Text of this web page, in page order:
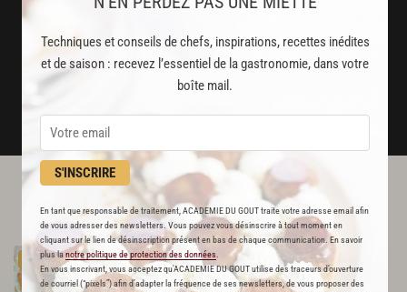
Techniques et conseils de chefs, inspirations, recettes inédites
et de saison : recevez l’essentiel de la gastronomie, dans votre
boîte mail.
S'INSCRIRE
En tant que responsable de traitement, ACADEMIE DU GOUT traite votre adresse email afin
de vous adresser des newsletters. Vous pouvez vous désinscrire à tout moment en
cliquant sur le lien de désinscription présent en bas de chaque communication. En savoir
plus lanotre politique de protection des données
En vous inscrivant, vous acceptez qu'ACADEMIE DU GOUT utilise des traceurs d’ouverture
de courriel (“pixels”) afin d’adapter la fréquence de ses newsletters, de vous proposer des
JE M'ABONNE
DÉJÀ ABONNÉ(E) ? JE ME CONNECTE
L'ACADÉMIE DU GOÛT VOUS
RECOMMANDE
PREMIUM Tarteexpressà latomate
244